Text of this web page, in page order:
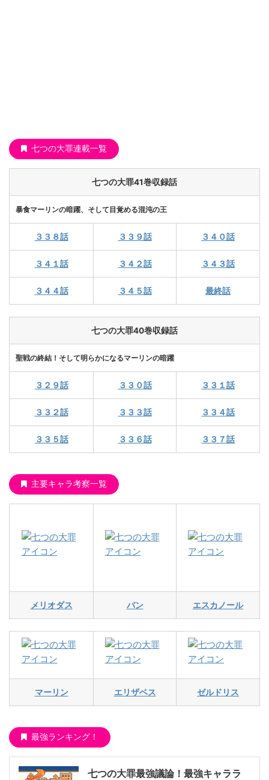
七つの大罪連載一覧
七つの大罪41巻収録話
暴食マーリンの暗躍、そして目覚める混沌の王
３３８話 ３３９話 ３４０話
３４１話 ３４２話 ３４３話
３４４話 ３４５話 最終話
七つの大罪40巻収録話
聖戦の終結！そして明らかになるマーリンの暗躍
３２９話 ３３０話 ３３１話
３３２話 ３３３話 ３３４話
３３５話 ３３６話 ３３７話
主要キャラ考察一覧
メリオダス バン エスカノール
マーリン エリザベス ゼルドリス
最強ランキング！
七つの大罪最強議論！最強キャララ